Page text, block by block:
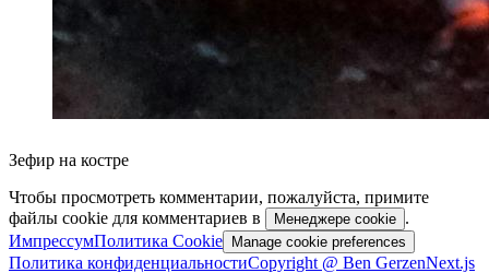
Зефир на костре
Чтобы просмотреть комментарии, пожалуйста, примите
файлы cookie для комментариев в
Менеджере cookie .
ИмпрессумПолитика Cookie Manage cookie preferences
Политика конфиденциальностиCopyright @ Ben GerzenNext.js